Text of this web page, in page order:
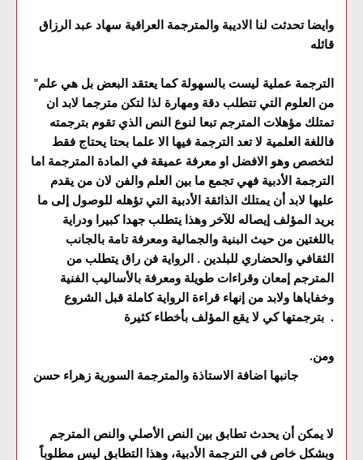
وايضا تحدثت لنا الاديبة والمترجمة العراقية سهاد عبد الرزاق
قائله
"الترجمة عملية ليست بالسهولة كما يعتقد البعض بل هي علم
من العلوم التي تتطلب دقة ومهارة لذا لتكن مترجما لابد ان
تمتلك مؤهلات المترجم تبعا لنوع النص الذي تقوم بترجمته
فاللغة العلمية لا تعد الترجمة فيها الا علما بحتا يحتاج فقط
لتخصص وهو الافضل او معرفة عميقة في المادة المترجمة اما
الترجمة الأدبية فهي تجمع ما بين العلم والفن لان من يقدم
عليها لابد أن يمتلك الذائقة الأدبية التي تؤهله للوصول إلى ما
يريد المؤلف إيصاله للآخر وهذا يتطلب جهدا كبيرا ودراية
باللغتين من حيث البنية والجمالية ومعرفة تامة بالجانب
الثقافي والحضاري للبلدين . الرواية فن راق يتطلب من
المترجم إمعان وقراءات طويلة ومعرفة بالأساليب الفنية
وخفاياها ولابد من إنهاء قراءة الرواية كاملة قبل الشروع
بترجمتها كي لا يقع المؤلف بأخطاء كثيرة .
.ومن
جانبها اضافة الاستاذة والمترجمة السورية زهراء حسن
وبشكل خاص في الترجمة الأدبية، وهذا التطابق ليس مطلوباً